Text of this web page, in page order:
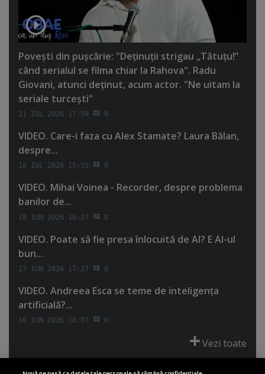
Poveşti din puşcărie: "Deţinuţii strigau „Tătuţu!”
când serialul se filma chiar la Rahova". Radu
Giovani, atunci deţinut, acum actor. "Ne uitam la
seriale turceşti"
21 IUL 2026 17:59 0
VIDEO. Care-i faza cu Alex Stamate? Laura Bălan,
despre...
18 IUL 2026 15:55 0
VIDEO. Mihai Voinea - Recorder, despre problema
banilor de...
18 IUN 2026 16:27 0
VIDEO. Poate să fie presa înlocuită de AI? E AI-ul
bun...
17 IUN 2026 17:27 0
VIDEO. Andreea Esca se teme de inteligenţa
artificială?...
10 IUN 2026 18:07 0
Vezi toate